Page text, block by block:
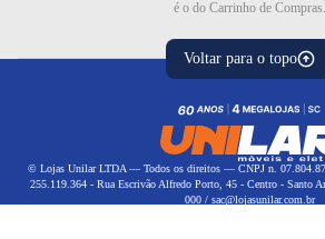
é o do Carrinho de Compras.
Voltar para o topo
© Lojas Unilar LTDA — Todos os direitos — CNPJ n.
255.119.364 - Rua Escrivão Alfredo Porto, 45 - Centro - Santo
000 / sac@lojasunilar.com.br